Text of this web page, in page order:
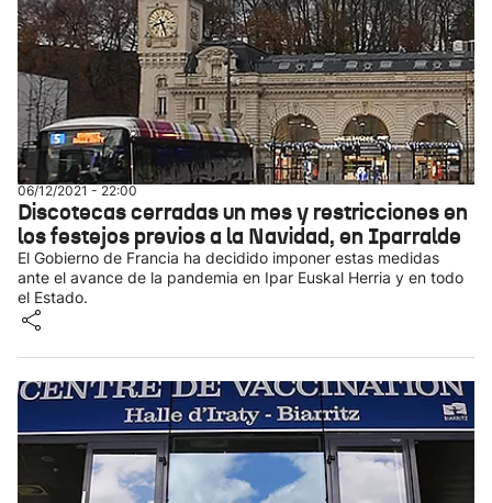
06/12/2021 - 22:00
Discotecas cerradas un mes y restricciones en
los festejos previos a la Navidad, en Iparralde
El Gobierno de Francia ha decidido imponer estas medidas
ante el avance de la pandemia en Ipar Euskal Herria y en todo
el Estado.